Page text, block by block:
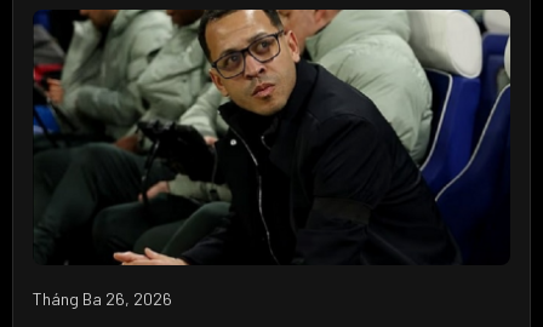
Tháng Ba 26, 2026